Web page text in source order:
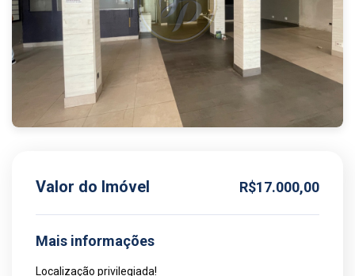
Valor do Imóvel R$17.000,00
Mais informações
Localização privilegiada!